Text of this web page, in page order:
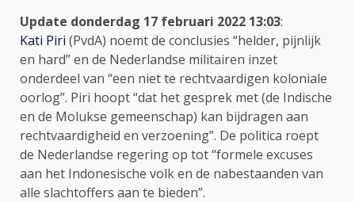
Update donderdag 17 februari 2022 13:03:
Kati Piri (PvdA) noemt de conclusies “helder, pijnlijk
en hard” en de Nederlandse militairen inzet
onderdeel van “een niet te rechtvaardigen koloniale
oorlog”. Piri hoopt “dat het gesprek met (de Indische
en de Molukse gemeenschap) kan bijdragen aan
rechtvaardigheid en verzoening”. De politica roept
de Nederlandse regering op tot “formele excuses
aan het Indonesische volk en de nabestaanden van
alle slachtoffers aan te bieden”.